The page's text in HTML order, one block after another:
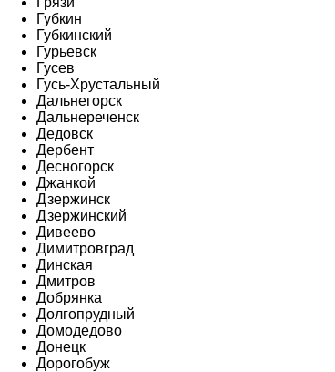
Губкин
Губкинский
Гурьевск
Гусев
Гусь-Хрустальный
Дальнегорск
Дальнереченск
Дедовск
Дербент
Десногорск
Джанкой
Дзержинск
Дзержинский
Дивеево
Димитровград
Динская
Дмитров
Добрянка
Долгопрудный
Домодедово
Донецк
Дорогобуж